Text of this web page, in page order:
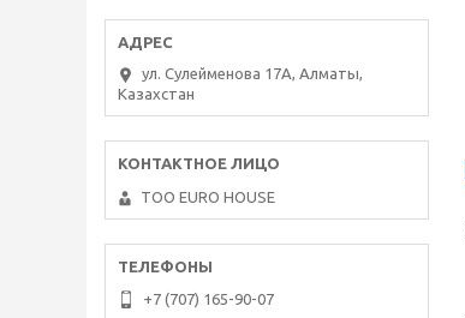
ул. Сулейменова 17А, Алматы,
Казахстан
ТОО EURO HOUSE
+7 (707) 165-90-07